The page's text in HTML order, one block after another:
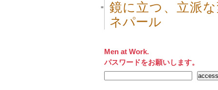
■
鏡に立つ、立派
ネパール
Men at Work.
パスワードをお願いします。